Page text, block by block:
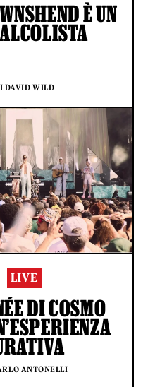
È UN
DAVID WILD
LIVE
DI COSMO
ANTONELLI